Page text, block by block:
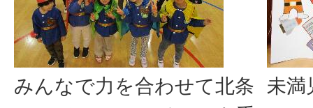
みんなで力を合わせて北条 未満